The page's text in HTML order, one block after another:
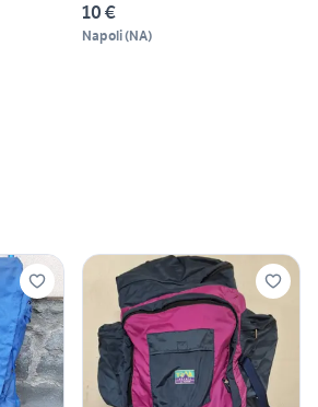
10 €
Napoli(NA)